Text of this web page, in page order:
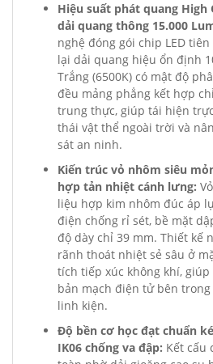
Hiệu suất phát quang
dải quang thông 15.000
nghệ đóng gói chip LED
lại dải quang hiệu ổn định
Trắng (6500K) có mật độ
đều mảng phẳng kết hợp
trung thực, giúp tái hiện
thái vật thể ngoài trời và
sát an ninh.
Kiến trúc vỏ nhôm siêu
hợp tản nhiệt cánh lưng:
liệu hợp kim nhôm đúc áp
điện chống rỉ sét, bề mặt
độ dày chỉ 39 mm. Thiết kế
rãnh thoát nhiệt sẻ sâu ở
tích tiếp xúc không khí,
bản mạch điện tử bên
linh kiện.
Độ bền cơ học đạt chuẩn
IK06 chống va đập: Kết cấu